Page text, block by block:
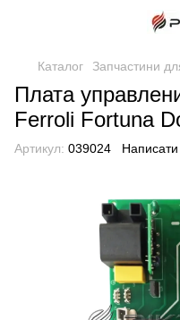
Каталог Запчастини
Плата
Ferroli Fortuna
Артикул: 039024 Написати